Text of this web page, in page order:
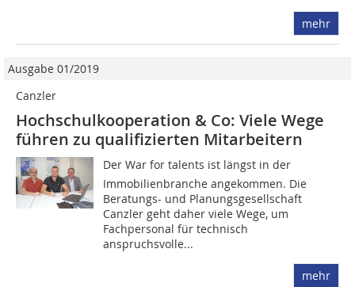
mehr
Ausgabe 01/2019
Canzler
Hochschulkooperation & Co: Viele Wege
führen zu qualifizierten Mitarbeitern
Der War for talents ist längst in der
Immobilienbranche angekommen. Die
Beratungs- und Planungsgesellschaft
Canzler geht daher viele Wege, um
Fachpersonal für technisch
anspruchsvolle...
mehr